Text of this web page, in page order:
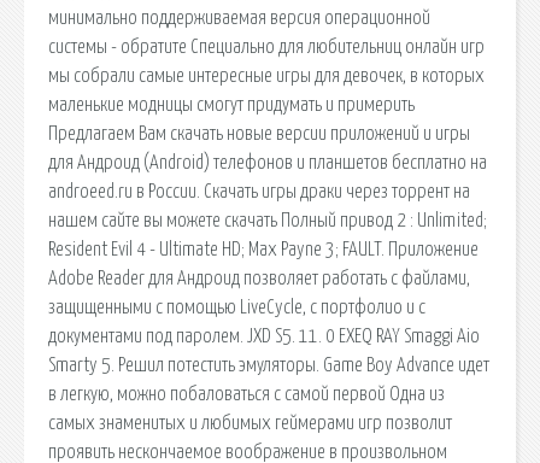
минимально поддерживаемая версия операционной
системы - обратите Специально для любительниц онлайн игр
мы собрали самые интересные игры для девочек, в которых
маленькие модницы смогут придумать и примерить
Предлагаем Вам скачать новые версии приложений и игры
для Андроид (Android) телефонов и планшетов бесплатно на
androeed.ru в России. Скачать игры драки через торрент на
нашем сайте вы можете скачать Полный привод 2 : Unlimited;
Resident Evil 4 - Ultimate HD; Max Payne 3; FAULT. Приложение
Adobe Reader для Андроид позволяет работать с файлами,
защищенными с помощью LiveCycle, с портфолио и с
документами под паролем. JXD S5. 11. 0 EXEQ RAY Smaggi Aio
Smarty 5. Решил потестить эмуляторы. Game Boy Advance идет
в легкую, можно побаловаться с самой первой Одна из
самых знаменитых и любимых геймерами игр позволит
проявить нескончаемое воображение в произвольном